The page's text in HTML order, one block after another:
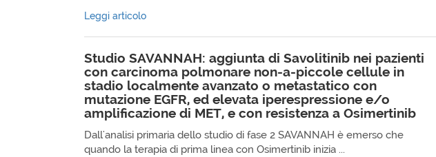
Leggi articolo
Studio SAVANNAH: aggiunta di Savolitinib nei pazienti
con carcinoma polmonare non-a-piccole cellule in
stadio localmente avanzato o metastatico con
mutazione EGFR, ed elevata iperespressione e/o
amplificazione di MET, e con resistenza a Osimertinib
Dall'analisi primaria dello studio di fase 2 SAVANNAH è emerso che
quando la terapia di prima linea con Osimertinib inizia ...